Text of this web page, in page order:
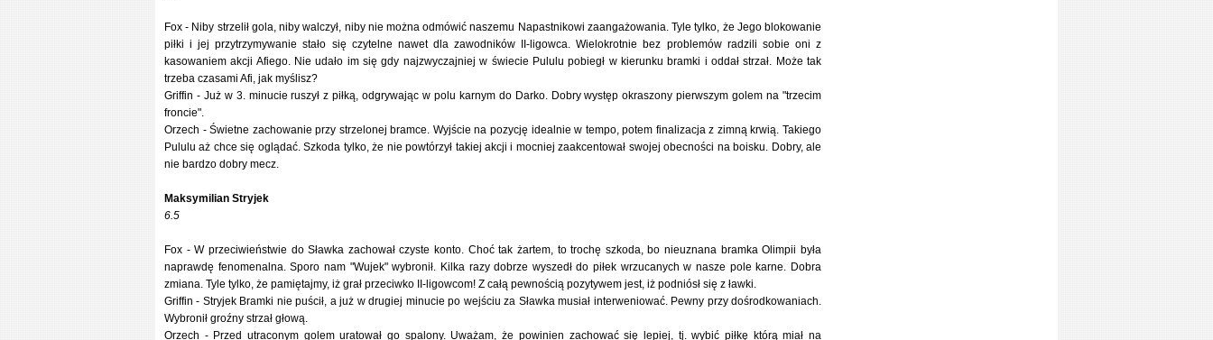
Fox - Niby strzelił gola, niby walczył, niby nie można odmówić naszemu Napastnikowi zaangażowania. Tyle tylko, że Jego blokowanie
piłki i jej przytrzymywanie stało się czytelne nawet dla zawodników II-ligowca. Wielokrotnie bez problemów radzili sobie oni z
kasowaniem akcji Afiego. Nie udało im się gdy najzwyczajniej w świecie Pululu pobiegł w kierunku bramki i oddał strzał. Może tak
trzeba czasami Afi, jak myślisz?
Griffin - Już w 3. minucie ruszył z piłką, odgrywając w polu karnym do Darko. Dobry występ okraszony pierwszym golem na "trzecim
froncie".
Orzech - Świetne zachowanie przy strzelonej bramce. Wyjście na pozycję idealnie w tempo, potem finalizacja z zimną krwią. Takiego
Pululu aż chce się oglądać. Szkoda tylko, że nie powtórzył takiej akcji i mocniej zaakcentował swojej obecności na boisku. Dobry, ale
nie bardzo dobry mecz.
Maksymilian Stryjek
6.5
Fox - W przeciwieństwie do Sławka zachował czyste konto. Choć tak żartem, to trochę szkoda, bo nieuznana bramka Olimpii była
naprawdę fenomenalna. Sporo nam "Wujek" wybronił. Kilka razy dobrze wyszedł do piłek wrzucanych w nasze pole karne. Dobra
zmiana. Tyle tylko, że pamiętajmy, iż grał przeciwko II-ligowcom! Z całą pewnością pozytywem jest, iż podniósł się z ławki.
Griffin - Stryjek Bramki nie puścił, a już w drugiej minucie po wejściu za Sławka musiał interweniować. Pewny przy dośrodkowaniach.
Wybronił groźny strzał głową.
Orzech - Przed utraconym golem uratował go spalony. Uważam, że powinien zachować się lepiej, tj. wybić piłkę którą miał na